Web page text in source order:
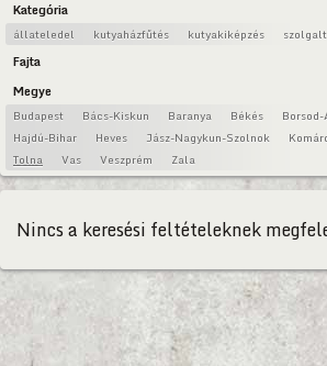
Kategória
állateledel kutyaházfűtés kutyakiképzés
Fajta
Megye
Budapest Bács-Kiskun Baranya Békés
Hajdú-Bihar
Heves Jász-Nagykun-Szolnok
Tolna
Vas Veszprém Zala
Nincs a keresési feltételeknek